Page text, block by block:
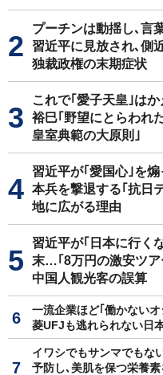
プーチンは動揺し､言
習近平に見放され､側
独裁政権の末期症状
これで｢愛子天皇｣は
裕巳｢野望にとらわれ
皇室典範の大原則｣
習近平が｢愛国心｣を
本兵を撃退する｢抗日
地に広がる理由
習近平が｢日本に行く
末…｢8万円の激安ツア
中国人観光客の誤算
一流企業ほど｢働かない
菱UFJも逃れられない日
イワシでもサンマでもな
予防し､美肌を保つ栄養